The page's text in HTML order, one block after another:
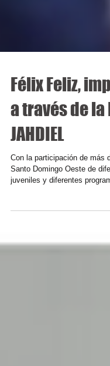
Félix Feliz,
a través de la
JAHDIEL
Con la participación de más
juveniles y diferentes